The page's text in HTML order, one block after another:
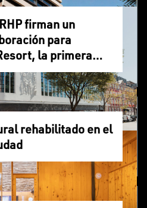
firman un
para
la primera
rehabilitado en el